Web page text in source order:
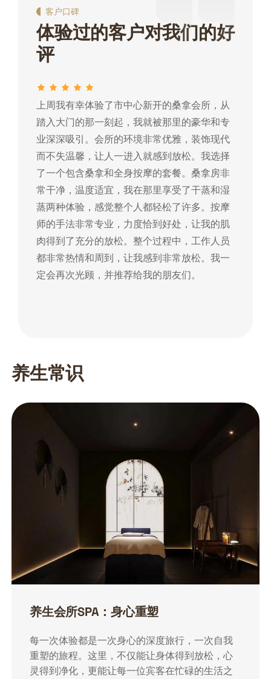
客户口碑
体验过的客户对我们的好
评
上周我有幸体验了市中心新开的桑拿会所，从
踏入大门的那一刻起，我就被那里的豪华和专
业深深吸引。会所的环境非常优雅，装饰现代
而不失温馨，让人一进入就感到放松。我选择
了一个包含桑拿和全身按摩的套餐。桑拿房非
常干净，温度适宜，我在那里享受了干蒸和湿
蒸两种体验，感觉整个人都轻松了许多。按摩
师的手法非常专业，力度恰到好处，让我的肌
肉得到了充分的放松。整个过程中，工作人员
都非常热情和周到，让我感到非常放松。我一
定会再次光顾，并推荐给我的朋友们。
养生常识
养生会所SPA：身心重塑
每一次体验都是一次身心的深度旅行，一次自我
重塑的旅程。这里，不仅能让身体得到放松，心
灵得到净化，更能让每一位宾客在忙碌的生活之